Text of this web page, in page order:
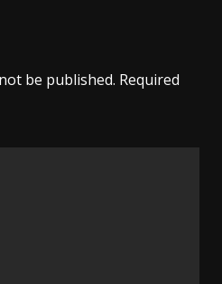
be published. Required